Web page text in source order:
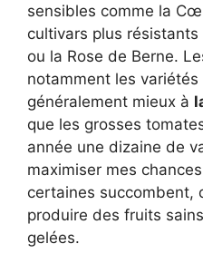
sensibles comme la
cultivars plus
ou la Rose de Berne.
notamment les
généralement mieux à
que les grosses
année une dizaine de
maximiser mes
certaines succombent,
produire des fruits
gelées.